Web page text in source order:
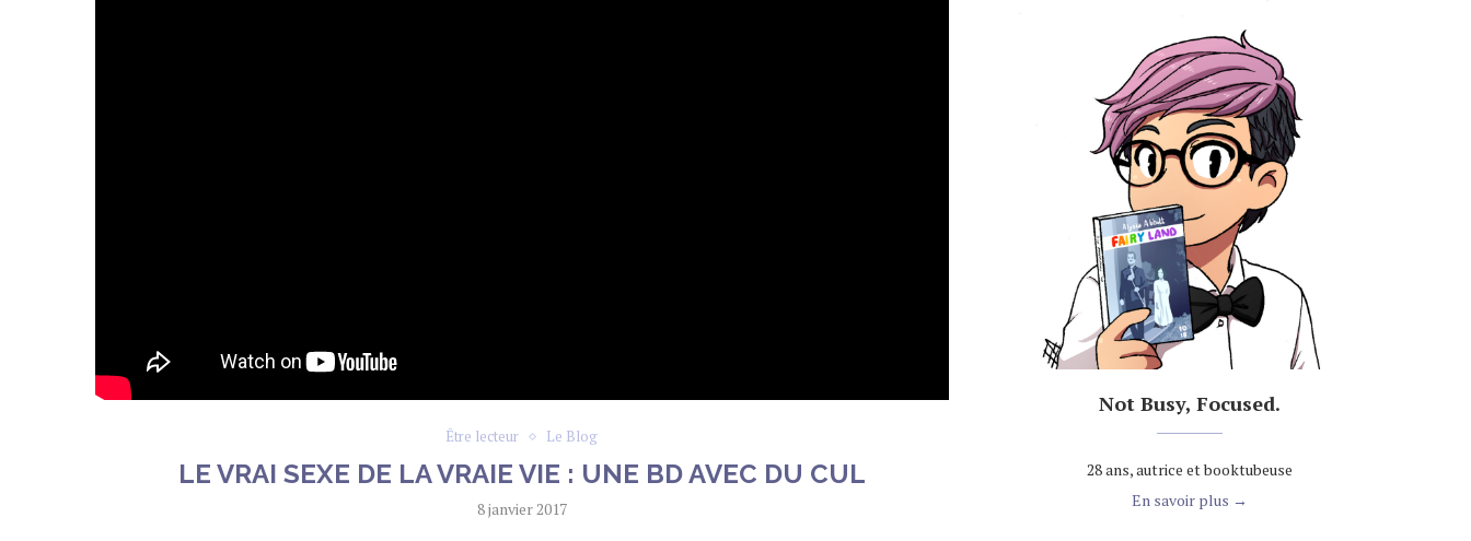
Être lecteur Le Blog
LE VRAI SEXE DE LA VRAIE VIE : UNE BD AVEC DU CUL
8 janvier 2017
Not Busy, Focused.
28 ans, autrice et booktubeuse
En savoir plus →